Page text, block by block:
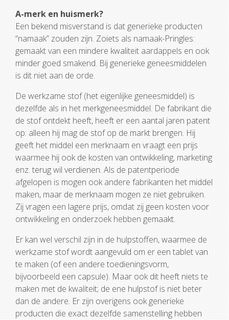
A-merk en huismerk?
Een bekend misverstand is dat generieke producten
“namaak” zouden zijn. Zoiets als namaak-Pringles:
gemaakt van een mindere kwaliteit aardappels en ook
minder goed smakend. Bij generieke geneesmiddelen
is dit niet aan de orde.
De werkzame stof (het eigenlijke geneesmiddel) is
dezelfde als in het merkgeneesmiddel. De fabrikant die
de stof ontdekt heeft, heeft er een aantal jaren patent
op: alleen hij mag de stof op de markt brengen. Hij
geeft het middel een merknaam en vraagt een prijs
waarmee hij ook de kosten van ontwikkeling, marketing
enz. terug wil verdienen. Als de patentperiode
afgelopen is mogen ook andere fabrikanten het middel
maken, maar de merknaam mogen ze niet gebruiken.
Zij vragen een lagere prijs, omdat zij geen kosten voor
ontwikkeling en onderzoek hebben gemaakt.
Er kan wel verschil zijn in de hulpstoffen, waarmee de
werkzame stof wordt aangevuld om er een tablet van
te maken (of een andere toedieningsvorm,
bijvoorbeeld een capsule). Maar ook dit heeft niets te
maken met de kwaliteit; de ene hulpstof is niet beter
dan de andere. Er zijn overigens ook generieke
producten die exact dezelfde samenstelling hebben